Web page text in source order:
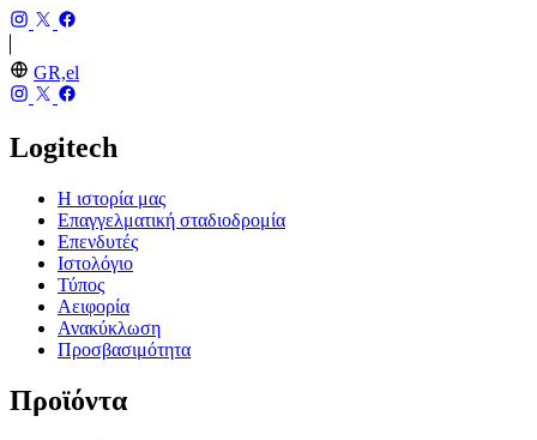
GR,el
Logitech
Η ιστορία μας
Επαγγελματική σταδιοδρομία
Επενδυτές
Ιστολόγιο
Τύπος
Αειφορία
Ανακύκλωση
Προσβασιμότητα
Προϊόντα